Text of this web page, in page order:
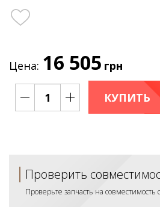
Цена: 16 505 грн
КУПИТЬ
Проверить
Проверьте запчасть на